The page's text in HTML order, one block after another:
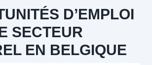
D’EMPLOI
SECTEUR
EN BELGIQUE